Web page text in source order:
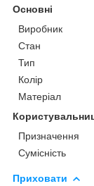
Основні
Виробник
Стан
Тип
Колір
Матеріал
Призначення
Сумісність
Приховати